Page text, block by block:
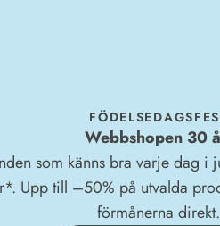
Webbshopen 30
som känns bra varje dag i
Upp till –50% på utvalda
förmånerna direkt.